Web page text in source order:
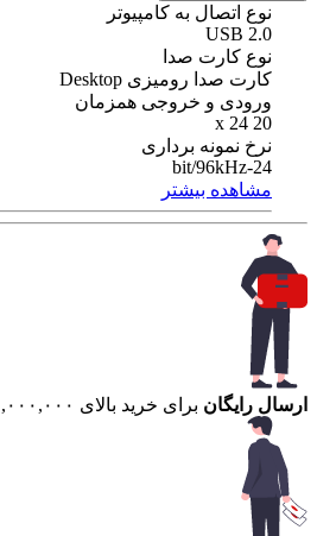
نوع اتصال به کامپیوتر
USB 2.0
نوع کارت صدا
کارت صدا رومیزی Desktop
ورودی و خروجی همزمان
20 x 24
نرخ نمونه برداری
24-bit/96kHz
مشاهده بیشتر
ارسال رایگان برای خرید بالای ۱۰,۰۰۰,۰۰۰ تومان